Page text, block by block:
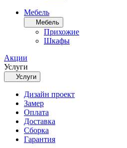
Мебель
Мебель
Прихожие
Шкафы
Акции
Услуги
Услуги
Дизайн проект
Замер
Оплата
Доставка
Сборка
Гарантия